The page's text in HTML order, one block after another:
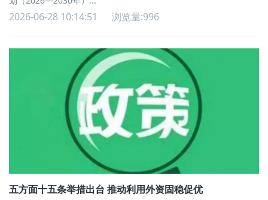
2026-06-28 10:14:51 浏览量:996
五方面十五条举措出台 推动利用外资固稳促优